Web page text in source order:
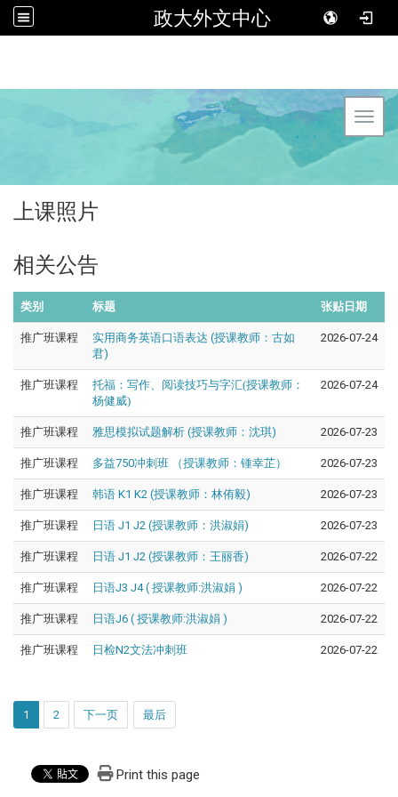
政大外文中心
上课照片
相关公告
类别 标题 张贴日期
推广班课程
实用商务英语口语表达 (授课教师：古如
君)
2026-07-24
推广班课程
托福：写作、阅读技巧与字汇(授课教师：
杨健威)
2026-07-24
推广班课程 雅思模拟试题解析 (授课教师：沈琪) 2026-07-23
推广班课程 多益750冲刺班 （授课教师：锺幸芷） 2026-07-23
推广班课程 韩语 K1 K2 (授课教师：林侑毅) 2026-07-23
推广班课程 日语 J1 J2 (授课教师：洪淑娟) 2026-07-23
推广班课程 日语 J1 J2 (授课教师：王丽香) 2026-07-22
推广班课程 日语J3 J4 ( 授课教师:洪淑娟 ) 2026-07-22
推广班课程 日语J6 ( 授课教师:洪淑娟 ) 2026-07-22
推广班课程 日检N2文法冲刺班 2026-07-22
1 2 下一页 最后
Print this page